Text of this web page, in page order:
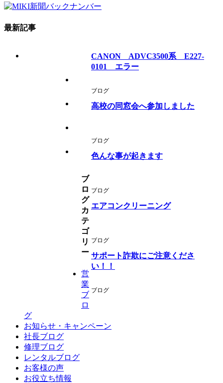
最新記事
CANON ADVC3500系 E227-
0101 エラー
ブログ
高校の同窓会へ参加しました
ブログ
色んな事が起きます
ブログ
エアコンクリーニング
ブログ
サポート詐欺にご注意くださ
い！！
ブログ
ブ
ロ
グ
カ
テ
ゴ
リ
ー
営
業
ブ
ロ
グ
お知らせ・キャンペーン
社長ブログ
修理ブログ
レンタルブログ
お客様の声
お役立ち情報